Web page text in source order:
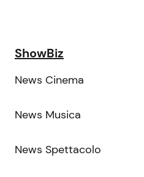
ShowBiz
News Cinema
News Musica
News Spettacolo